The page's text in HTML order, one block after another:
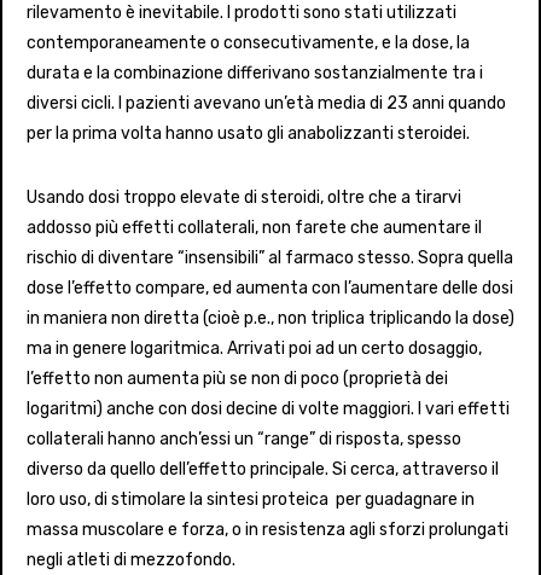
rilevamento è inevitabile. I prodotti sono stati utilizzati
contemporaneamente o consecutivamente, e la dose, la
durata e la combinazione differivano sostanzialmente tra i
diversi cicli. I pazienti avevano un’età media di 23 anni quando
per la prima volta hanno usato gli anabolizzanti steroidei.
Usando dosi troppo elevate di steroidi, oltre che a tirarvi
addosso più effetti collaterali, non farete che aumentare il
rischio di diventare “insensibili” al farmaco stesso. Sopra quella
dose l’effetto compare, ed aumenta con l’aumentare delle dosi
in maniera non diretta (cioè p.e., non triplica triplicando la dose)
ma in genere logaritmica. Arrivati poi ad un certo dosaggio,
l’effetto non aumenta più se non di poco (proprietà dei
logaritmi) anche con dosi decine di volte maggiori. I vari effetti
collaterali hanno anch’essi un “range” di risposta, spesso
diverso da quello dell’effetto principale. Si cerca, attraverso il
loro uso, di stimolare la sintesi proteica per guadagnare in
massa muscolare e forza, o in resistenza agli sforzi prolungati
negli atleti di mezzofondo.